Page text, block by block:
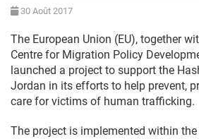
30 Août 2017
The European Union (EU), together
Centre for Migration Policy
launched a project to support the
Jordan in its efforts to help prevent,
care for victims of human trafficking.
The project is implemented within